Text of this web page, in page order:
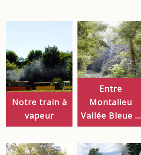
Notre train à
vapeur
Entre
Montalieu
Vallée Bleue ...